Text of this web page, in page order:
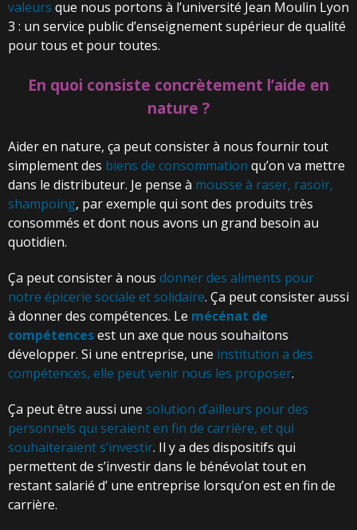
valeurs que nous portons à l’université Jean Moulin Lyon
3 : un service public d’enseignement supérieur de qualité
pour tous et pour toutes.
En quoi consiste concrètement l’aide en
nature ?
Aider en nature, ça peut consister à nous fournir tout
simplement des biens de consommation qu’on va mettre
dans le distributeur. Je pense à mousse à raser, rasoir,
shampoing, par exemple qui sont des produits très
consommés et dont nous avons un grand besoin au
quotidien.
Ça peut consister à nous donner des aliments pour
notre épicerie sociale et solidaire. Ça peut consister aussi
à donner des compétences. Le mécénat de
compétencesest un axe que nous souhaitons
développer. Si une entreprise, une institution a des
compétences, elle peut venir nous les proposer.
Ça peut être aussi une solution d’ailleurs pour des
personnels qui seraient en fin de carrière, et qui
souhaiteraient s’investir. Il y a des dispositifs qui
permettent de s’investir dans le bénévolat tout en
restant salarié d’ une entreprise lorsqu’on est en fin de
carrière.